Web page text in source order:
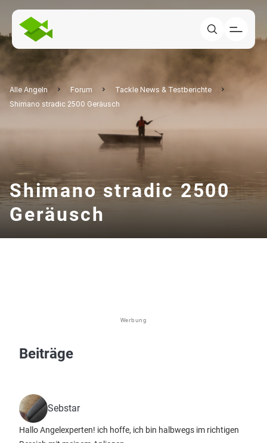
Alle Angeln Forum
Tackle News & Testberichte
Shimano stradic 2500 Geräusch
Shimano stradic 2500
Geräusch
Werbung
Beiträge
Sebstar
Hallo Angelexperten! ich hoffe, ich bin halbwegs im richtigen